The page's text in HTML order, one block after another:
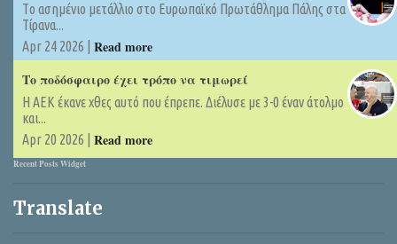
Tο ασημένιο μετάλλιο στο Ευρωπαϊκό Πρωτάθλημα Πάλης στα
Τίρανα...
Apr 24 2026 | Read more
Το ποδόσφαιρο έχει τρόπο να τιμωρεί
Η ΑΕΚ έκανε χθες αυτό που έπρεπε. Διέλυσε με 3-0 έναν άτολμο
και...
Apr 20 2026 | Read more
Recent Posts Widget
Translate